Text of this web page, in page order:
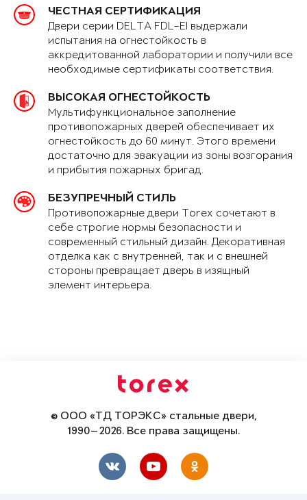
ЧЕСТНАЯ СЕРТИФИКАЦИЯ
Двери серии DELTA FDL-EI выдержали
испытания на огнестойкость в
аккредитованной лаборатории и получили все
необходимые сертификаты соответствия.
ВЫСОКАЯ ОГНЕСТОЙКОСТЬ
Мультифункциональное заполнение
противопожарных дверей обеспечивает их
огнестойкость до 60 минут. Этого времени
достаточно для эвакуации из зоны возгорания
и прибытия пожарных бригад.
БЕЗУПРЕЧНЫЙ СТИЛЬ
Противопожарные двери Torex сочетают в
себе строгие нормы безопасности и
современный стильный дизайн. Декоративная
отделка как с внутренней, так и с внешней
стороны превращает дверь в изящный
элемент интерьера.
© ООО «ТД ТОРЭКС» стальные двери,
1990—2026. Все права защищены.